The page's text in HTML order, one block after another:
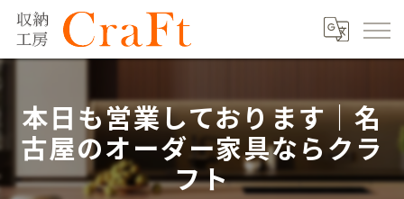
本日も営業しております｜名
古屋のオーダー家具ならクラ
フト